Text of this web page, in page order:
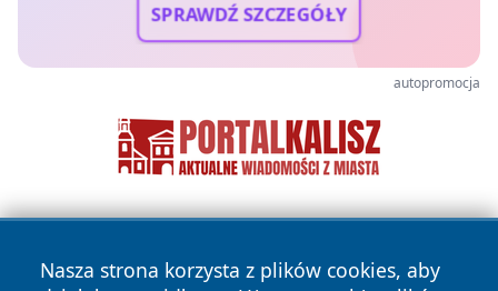
SPRAWDŹ SZCZEGÓŁY
autopromocja
Nasza strona korzysta z plików cookies, aby